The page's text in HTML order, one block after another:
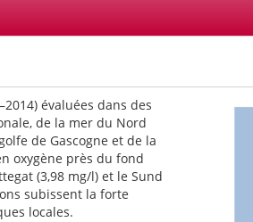
évaluées dans des
de la mer du Nord
de Gascogne et de la
oxygène près du fond
(3,98 mg/l) et le Sund
subissent la forte
locales.